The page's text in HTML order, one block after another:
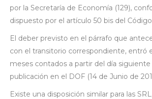
por la Secretaría de Economía (129),
dispuesto por el artículo 50 bis del
El deber previsto en el párrafo que
con el transitorio correspondiente, entró
meses contados a partir del día siguiente
publicación en el DOF (14 de Junio de
Existe una disposición similar para las